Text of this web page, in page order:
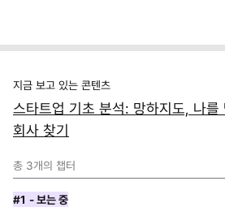
지금 보고 있는 콘텐츠
스타트업 기초 분석: 망하지도, 나를
회사 찾기
총 3개의 챕터
#1 - 보는 중